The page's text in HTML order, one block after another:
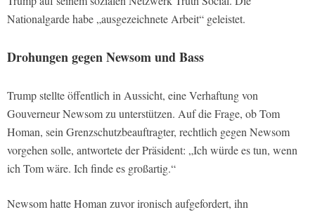
Nationalgarde habe „ausgezeichnete Arbeit“ geleistet.
Drohungen gegen Newsom und Bass
Trump stellte öffentlich in Aussicht, eine Verhaftung von
Gouverneur Newsom zu unterstützen. Auf die Frage, ob Tom
Homan, sein Grenzschutzbeauftragter, rechtlich gegen Newsom
vorgehen solle, antwortete der Präsident: „Ich würde es tun, wenn
ich Tom wäre. Ich finde es großartig.“
Newsom hatte Homan zuvor ironisch aufgefordert, ihn